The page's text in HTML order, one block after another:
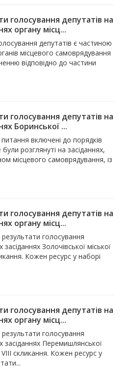
голосування депутатів на
органу місц...
депутатів є частиною
місцевого самоврядування
відповідно до частини
голосування депутатів на
Боринської ...
включені до порядків
розглянуті на засіданнях,
місцевого самоврядування, із
голосування депутатів на
органу місц...
результати голосування
Золочівської міської
Кожен ресурс у наборі
голосування депутатів на
органу місц...
результати голосування
засіданнях Перемишлянської
скликання. Кожен ресурс у